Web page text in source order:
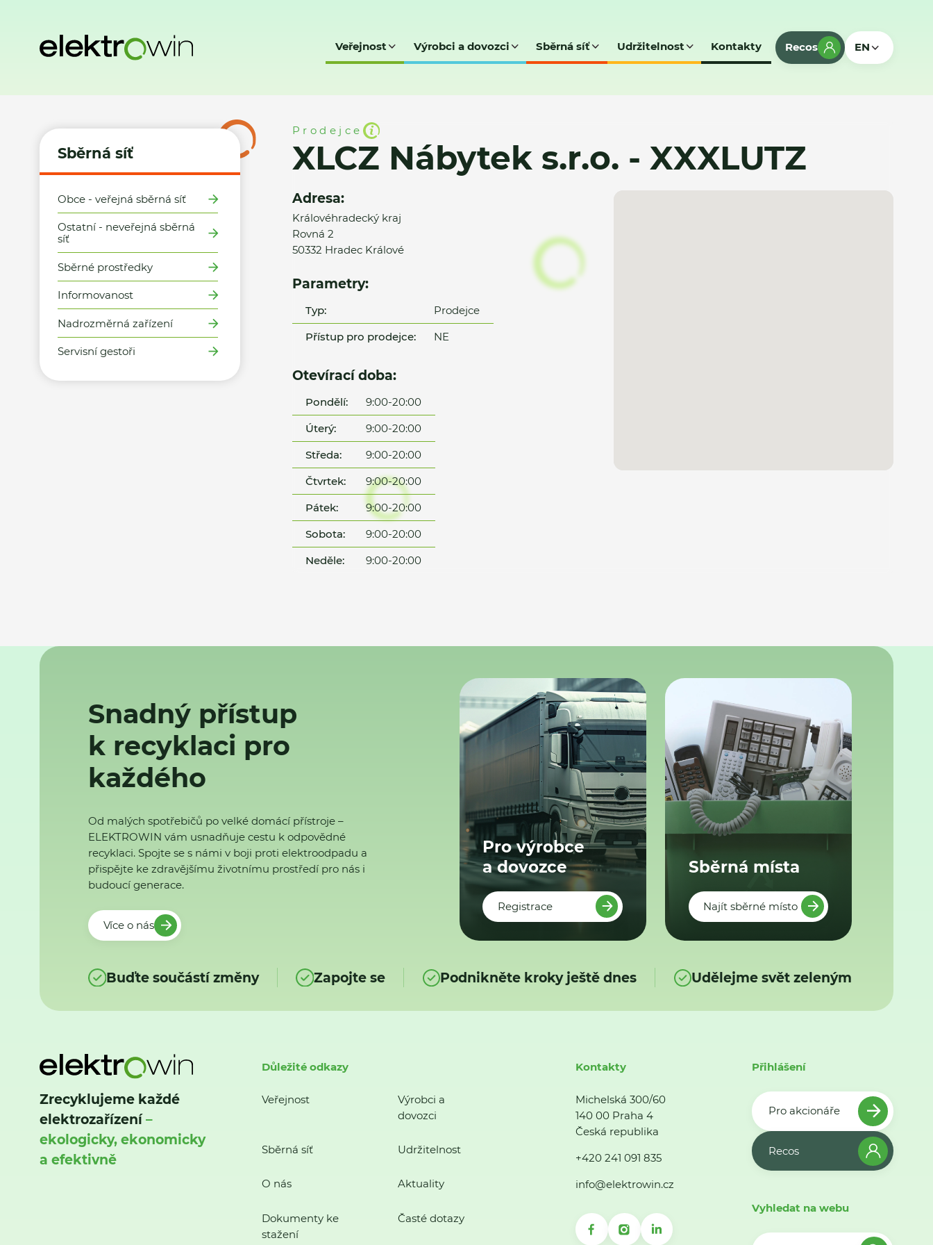
Veřejnost Výrobci a dovozci Sběrná síť Udržitelnost Kontakty Recos EN
Sběrná síť
Obce - veřejná sběrná síť
Ostatní - neveřejná sběrná
síť
Sběrné prostředky
Informovanost
Nadrozměrná zařízení
Servisní gestoři
Prodejce
XLCZ Nábytek s.r.o. - XXXLUTZ
Adresa:
Královéhradecký kraj
Rovná 2
50332 Hradec Králové
Parametry:
Typ:
Prodejce
Přístup pro prodejce:
NE
Otevírací doba:
Pondělí:
9:00-20:00
Úterý:
9:00-20:00
Středa:
9:00-20:00
Čtvrtek:
9:00-20:00
Pátek:
9:00-20:00
Sobota:
9:00-20:00
Neděle:
9:00-20:00
Snadný přístup
k recyklaci pro
každého
Od malých spotřebičů po velké domácí přístroje –
ELEKTROWIN vám usnadňuje cestu k odpovědné
recyklaci. Spojte se s námi v boji proti elektroodpadu a
přispějte ke zdravějšímu životnímu prostředí pro nás i
budoucí generace.
Více o nás
Pro výrobce
a dovozce
Registrace
Sběrná místa
Najít sběrné místo
Buďte součástí změny Zapojte se Podnikněte kroky ještě dnes Udělejme svět zeleným
Zrecyklujeme každé
elektrozařízení–
ekologicky, ekonomicky
a efektivně
Důležité odkazy
Veřejnost
Výrobci a
dovozci
Sběrná síť Udržitelnost
O nás Aktuality
Dokumenty ke
stažení
Časté dotazy
Kontakty
Michelská 300/60
140 00 Praha 4
Česká republika
+420 241 091 835
info@elektrowin.cz
Přihlášení
Pro akcionáře
Recos
Vyhledat na webu